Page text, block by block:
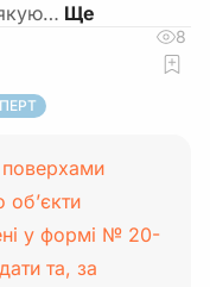
8
об’єкти
у формі № 20-
та, за